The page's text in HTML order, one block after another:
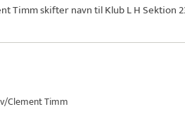
Timm skifter navn tilKlub L H Sektion
Clement Timm